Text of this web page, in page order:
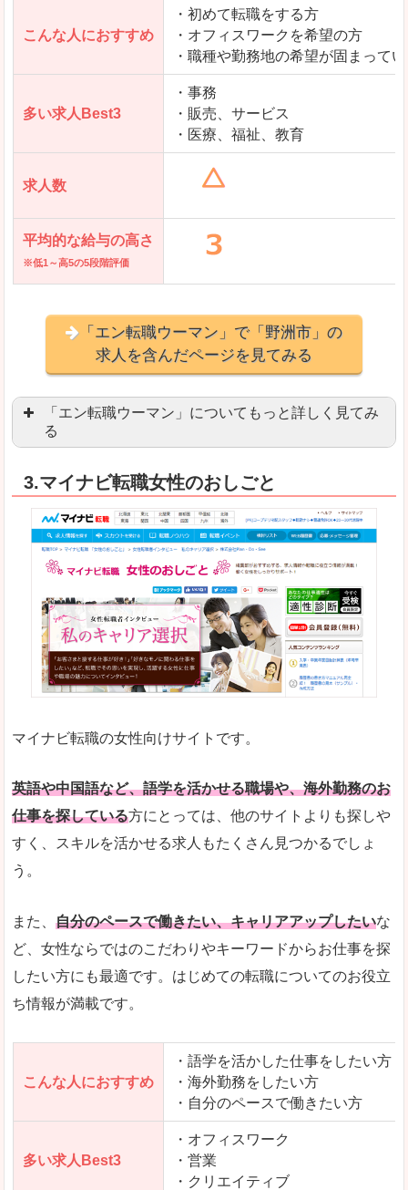
「とらばーゆ」で「野洲市」の
求人を含んだページを見てみる
こんな人におすすめ
・初めて転職をする方
・オフィスワークを希望の方
・職種や勤務地の希望が固まって
多い求人Best3
・事務
・販売、サービス
・医療、福祉、教育
求人数
平均的な給与の高さ
※低1～高5の5段階評価
「エン転職ウーマン」で「野洲市」の
求人を含んだページを見てみる
「エン転職ウーマン」についてもっと詳しく見てみ
る
良いところ
職種や勤務地など、すでに次のお仕事がイメージ
転職Q＆Aやノウハウが豊富なうえ、面接サポー
悪いところ
求人の掲載数が少ないです。
TOPページからこだわりや条件などをクイックに
はじめての転職や、転職活動において不安や心配
自分でうまく仕事を探せなくても、会員登録をす
人気度 「エン転職」全体として、会員数がとても多い印
多少検索しづらいのですが、掲載情報はパッと目
「エン転職ウーマン」で「野洲市」の
3.マイナビ転職女性のおしごと
マイナビ転職の女性向けサイトです。
英語や中国語など、語学を活かせる職場や、海外勤務のお
仕事を探している方にとっては、他のサイトよりも探しや
すく、スキルを活かせる求人もたくさん見つかるでしょ
う。
また、 自分のペースで働きたい、キャリアアップしたいな
ど、女性ならではのこだわりやキーワードからお仕事を探
したい方にも最適です。はじめての転職についてのお役立
ち情報が満載です。
こんな人におすすめ
・語学を活かした仕事をしたい方
・海外勤務をしたい方
・自分のペースで働きたい方
多い求人Best3
・オフィスワーク
・営業
・クリエイティブ